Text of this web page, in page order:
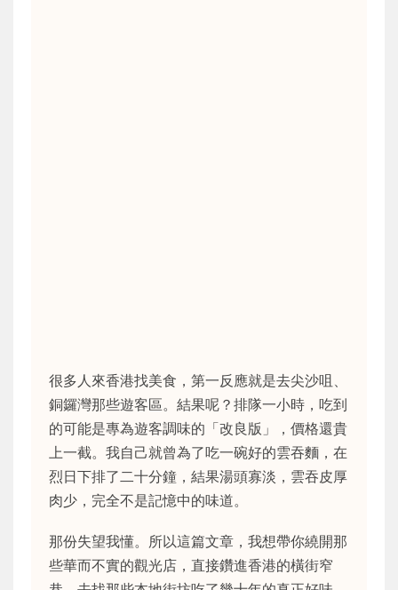
很多人來香港找美食，第一反應就是去尖沙咀、
銅鑼灣那些遊客區。結果呢？排隊一小時，吃到
的可能是專為遊客調味的「改良版」，價格還貴
上一截。我自己就曾為了吃一碗好的雲吞麵，在
烈日下排了二十分鐘，結果湯頭寡淡，雲吞皮厚
肉少，完全不是記憶中的味道。
那份失望我懂。所以這篇文章，我想帶你繞開那
些華而不實的觀光店，直接鑽進香港的橫街窄